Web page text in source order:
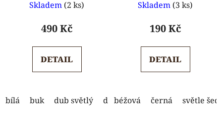
hodnocení
produktu
5,0
z
Skladem (2 ks)
490 Kč
DETAIL
bílá buk dub světlý dub tmavý modrá ořech
hodnocení
produktu
5,0
z
Skladem (3 ks)
190 Kč
DETAIL
béžová černá světle